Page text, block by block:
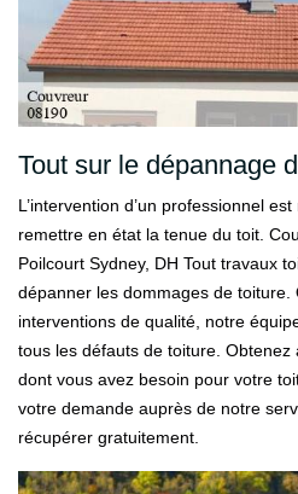
Tout sur le dépannage
L’intervention d’un professionnel
remettre en état la tenue du toit.
Poilcourt Sydney, DH Tout travaux
dépanner les dommages de toiture.
interventions de qualité, notre
tous les défauts de toiture.
dont vous avez besoin pour votre
votre demande auprès de notre
récupérer gratuitement.